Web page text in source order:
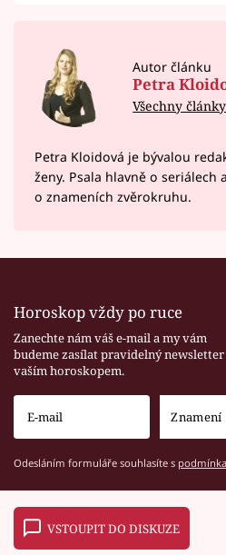
Autor článku
Petra
Všechny
Petra Kloidová je bývalou
ženy. Psala hlavně o seriálech
o znameních zvěrokruhu.
Horoskop vždy po ruce
Zanechte nám váš e-mail a my vám
budeme zasílat pravidelný newsletter
vaším horoskopem.
Odesláním formuláře souhlasíte s
VSTOUPIT DO DISKUZE